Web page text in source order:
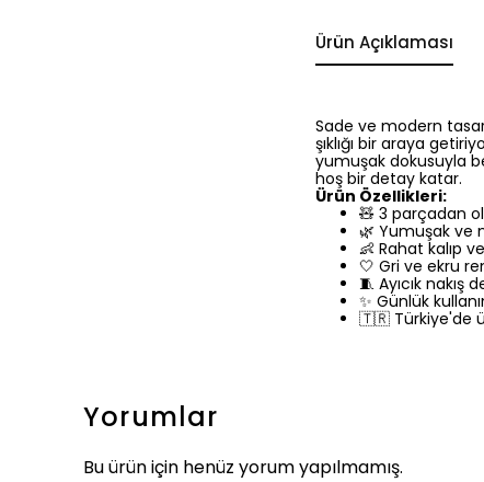
Ürün Açıklaması
Sade ve modern
şıklığı bir araya
yumuşak dokusuyla
hoş bir detay katar.
Ürün Özellikleri:
🧸 3 parçadan
🌿 Yumuşak ve
👶 Rahat kalıp
🤍 Gri ve ekru
🧵 Ayıcık nakış
✨ Günlük
🇹🇷 Türkiye'de
Yorumlar
Bu ürün için henüz yorum yapılmamış.